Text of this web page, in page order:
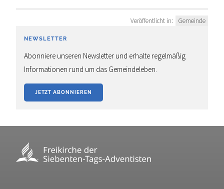
Veröffentlicht in: Gemeinde
NEWSLETTER
Abonniere unseren Newsletter und erhalte regelmäßig
Informationen rund um das Gemeindeleben.
JETZT ABONNIEREN